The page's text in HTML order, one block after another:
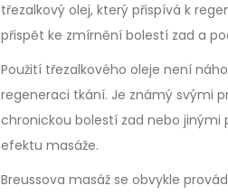
třezalkový olej, který přispívá k
přispět ke zmírnění bolestí zad a
Použití třezalkového oleje není
regeneraci tkání. Je známý svými
chronickou bolestí zad nebo
efektu masáže.
Breussova masáž se obvykle